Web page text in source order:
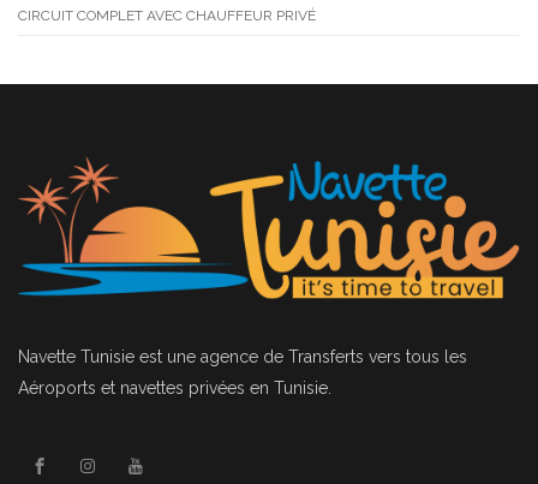
CIRCUIT COMPLET AVEC CHAUFFEUR PRIVÉ
Navette Tunisie est une agence de Transferts vers tous les
Aéroports et navettes privées en Tunisie.